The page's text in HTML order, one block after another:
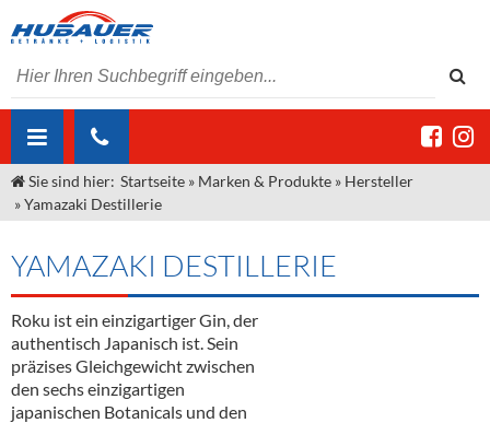
ÜBER UNS
Unser Liefergebiet
Unser Team
Kontakt
Angebote Gastronomie & Großhandel
Gastronomie
Großhandel
Innovation - Die Neue Art des Bierzapfens
"DroughtMaster"
Neuigkeiten
MARKEN & PRODUKTE
Weine & Schaumwein
Sirup
Spirituosen
DIENSTLEISTUNGEN
Kommisionskauf & Lieferbedingungen
Fremddienstleistungen
Sie sind hier: Startseite » Marken & Produkte » Hersteller
»Yamazaki Destillerie
YAMAZAKI DESTILLERIE
Roku ist ein einzigartiger Gin, der
authentisch Japanisch ist. Sein
präzises Gleichgewicht zwischen
den sechs einzigartigen
japanischen Botanicals und den